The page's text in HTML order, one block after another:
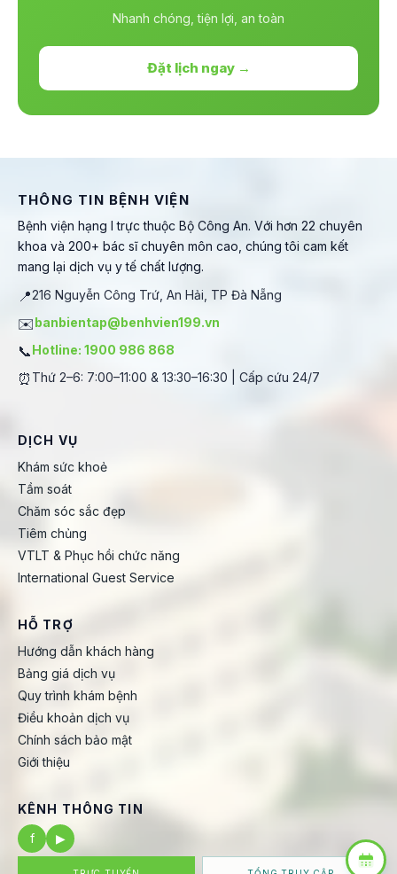
Nhanh chóng, tiện lợi, an toàn
Đặt lịch ngay →
THÔNG TIN BỆNH VIỆN
Bệnh viện hạng I trực thuộc Bộ Công An. Với hơn 22 chuyên
khoa và 200+ bác sĩ chuyên môn cao, chúng tôi cam kết
mang lại dịch vụ y tế chất lượng.
📍216 Nguyễn Công Trứ, An Hải, TP Đà Nẵng
✉️banbientap@benhvien199.vn
📞Hotline: 1900 986 868
⏰ Thứ 2–6: 7:00–11:00 & 13:30–16:30 | Cấp cứu 24/7
DỊCH VỤ
Khám sức khoẻ
Tầm soát
Chăm sóc sắc đẹp
Tiêm chủng
VTLT & Phục hồi chức năng
International Guest Service
HỖ TRỢ
Hướng dẫn khách hàng
Bảng giá dịch vụ
Quy trình khám bệnh
Điều khoản dịch vụ
Chính sách bảo mật
Giới thiệu
KÊNH THÔNG TIN
f
▶